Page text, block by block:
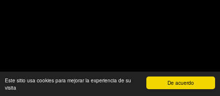
De acuerdo
Este sitio usa cookies para mejorar la experiencia de su
visita